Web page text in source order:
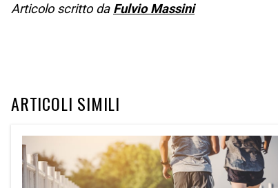
Articolo scritto da Fulvio Massini
ARTICOLI SIMILI